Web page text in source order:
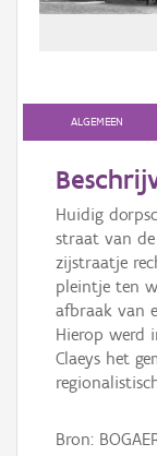
AanmeldenALGEMEEN
Huidig
straat van
zijstraatje
pleintje ten
afbraak van
Hierop werd
Claeys het
Bron: